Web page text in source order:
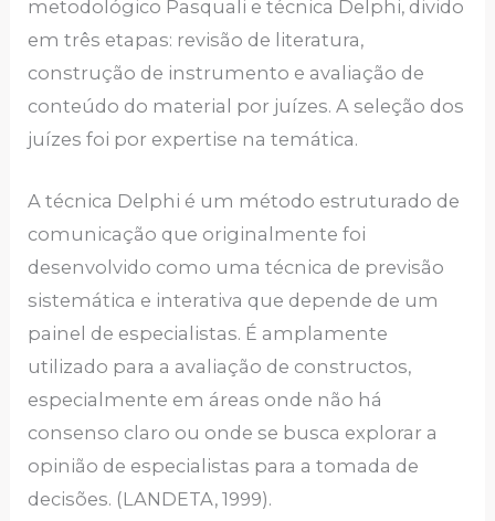
metodológico Pasquali e técnica Delphi, divido
em três etapas: revisão de literatura,
construção de instrumento e avaliação de
conteúdo do material por juízes. A seleção dos
juízes foi por expertise na temática.
A técnica Delphi é um método estruturado de
comunicação que originalmente foi
desenvolvido como uma técnica de previsão
sistemática e interativa que depende de um
painel de especialistas. É amplamente
utilizado para a avaliação de constructos,
especialmente em áreas onde não há
consenso claro ou onde se busca explorar a
opinião de especialistas para a tomada de
decisões. (LANDETA, 1999).